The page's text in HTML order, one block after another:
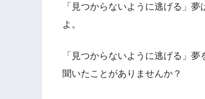
「見つからないように逃げる」
よ。
「見つからないように逃げる」
聞いたことがありませんか？